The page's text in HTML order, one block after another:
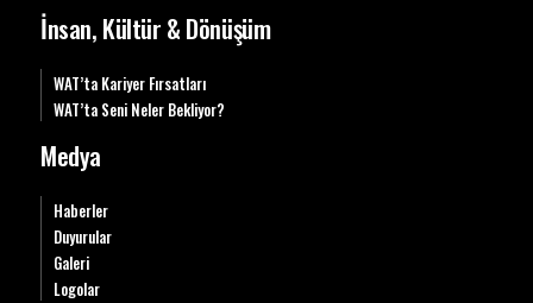
İnsan, Kültür & Dönüşüm
WAT’ta Kariyer Fırsatları
WAT’ta Seni Neler Bekliyor?
Medya
Haberler
Duyurular
Galeri
Logolar